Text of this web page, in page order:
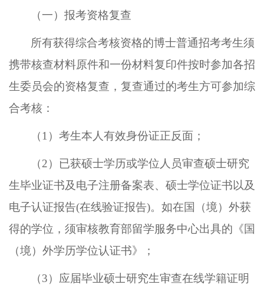
（一） 报考资格复查
所有获得综合考核资格的博士普通招考考生须
携带核查材料原件和一份材料复印件按时参加各招
生委员会的资格复查， 复查通过的考生方可参加综
合考核 ：
（1） 考生本人有效身份证正反面；
（2） 已获硕士学历或学位人员审查硕士研究
生毕业证书及电子注册备案表、硕士学位证书以及
电子认证报告(在线验证报告)。 如在国（境）外获
得的学位，须审核教育部留学服务中心出具的《国
（境）外学历学位认证书》
；
（3） 应届毕业硕士研究生审查在线学籍证明